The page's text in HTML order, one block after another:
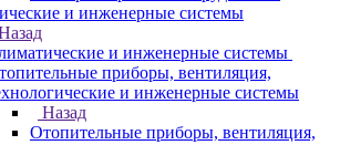
и инженерные системы
и инженерные системы
приборы, вентиляция,
и инженерные системы
Назад
Отопительные приборы, вентиляция,